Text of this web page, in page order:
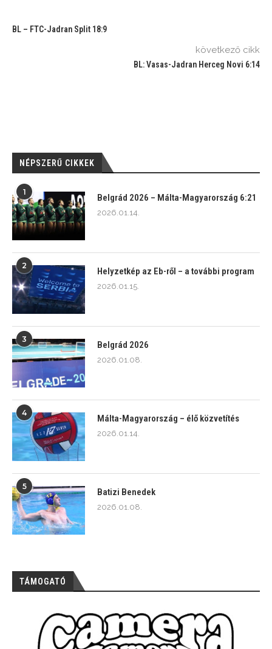
BL – FTC-Jadran Split 18:9
következő cikk
BL: Vasas-Jadran Herceg Novi 6:14
NÉPSZERŰ CIKKEK
1
Belgrád 2026 – Málta-Magyarország 6:21
2026.01.14.
2
Helyzetkép az Eb-ről – a további program
2026.01.15.
3
Belgrád 2026
2026.01.08.
4
Málta-Magyarország – élő közvetítés
2026.01.14.
5
Batizi Benedek
2026.01.08.
TÁMOGATÓ